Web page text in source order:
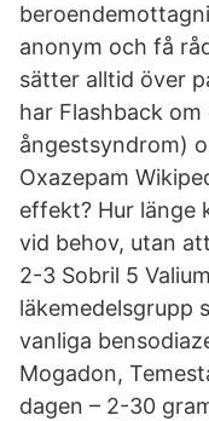
anonym och få
sätter alltid över
har Flashback
ångestsyndrom)
Oxazepam
effekt? Hur länge
vid behov, utan
2-3 Sobril 5
läkemedelsgrupp
vanliga
Mogadon,
dagen – 2-30